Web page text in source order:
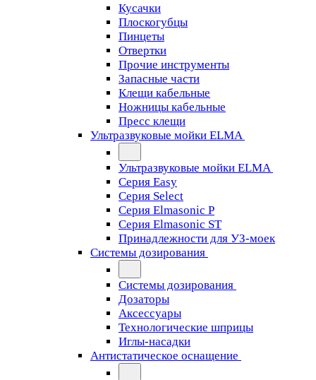
Кусачки
Плоскогубцы
Пинцеты
Отвертки
Прочие инструменты
Запасные части
Клещи кабельные
Ножницы кабельные
Пресс клещи
Ультразвуковые мойки ELMA
Ультразвуковые мойки ELMA
Серия Easy
Серия Select
Серия Elmasonic P
Серия Elmasonic ST
Принадлежности для УЗ-моек
Системы дозирования
Системы дозирования
Дозаторы
Аксессуары
Технологические шприцы
Иглы-насадки
Антистатическое оснащение